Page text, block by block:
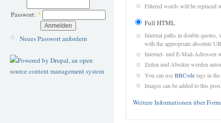
Passwort: *
Neues Passwort anfordern
Filtered words will be replaced
Full HTML
Internal paths in double quotes,
with the appropriate absolute
Internet- und E-Mail-Adressen
Zeilen und Absätze werden
You can useBBCodetags in
Images can be added to this post.
Weitere Informationen über